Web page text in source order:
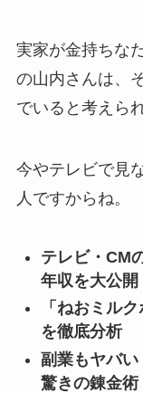
実家が金持ちな
の山内さんは、
でいると考えら
今やテレビで見
人ですからね。
テレビ・CM
年収を大公開
「ねおミル
を徹底分析
副業もヤバ
驚きの錬金術